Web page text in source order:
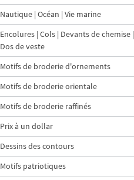
Nautique | Océan | Vie marine
Encolures | Cols | Devants de chemise |
Dos de veste
Motifs de broderie d'ornements
Motifs de broderie orientale
Motifs de broderie raffinés
Prix à un dollar
Dessins des contours
Motifs patriotiques